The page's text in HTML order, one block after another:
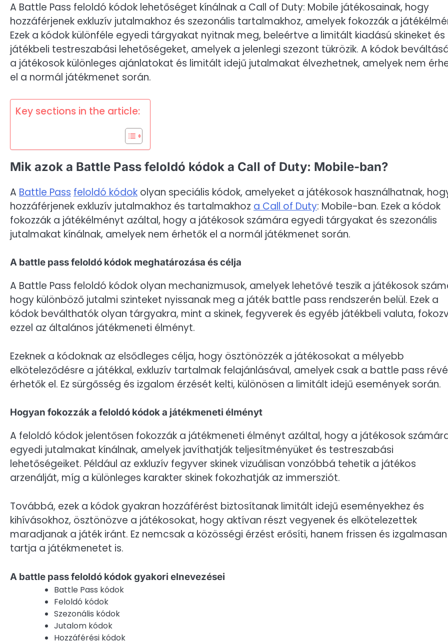
A Battle Pass feloldó kódok lehetőséget kínálnak a Call of Duty: Mobile játékosainak, hogy
hozzáférjenek exkluzív jutalmakhoz és szezonális tartalmakhoz, amelyek fokozzák a
Ezek a kódok különféle egyedi tárgyakat nyitnak meg, beleértve a limitált kiadású skineket és
játékbeli testreszabási lehetőségeket, amelyek a jelenlegi szezont tükrözik. A kódok
a játékosok különleges ajánlatokat és limitált idejű jutalmakat élvezhetnek, amelyek nem
el a normál játékmenet során.
Key sections in the article:
Mik azok a Battle Pass feloldó kódok a Call of Duty: Mobile-ban?
A Battle Pass feloldó kódok olyan speciális kódok, amelyeket a játékosok használhatnak,
hozzáférjenek exkluzív jutalmakhoz és tartalmakhoz a Call of Duty: Mobile-ban. Ezek a kódok
fokozzák a játékélményt azáltal, hogy a játékosok számára egyedi tárgyakat és szezonális
jutalmakat kínálnak, amelyek nem érhetők el a normál játékmenet során.
A battle pass feloldó kódok meghatározása és célja
A Battle Pass feloldó kódok olyan mechanizmusok, amelyek lehetővé teszik a játékosok
hogy különböző jutalmi szinteket nyissanak meg a játék battle pass rendszerén belül. Ezek a
kódok beválthatók olyan tárgyakra, mint a skinek, fegyverek és egyéb játékbeli valuta,
ezzel az általános játékmeneti élményt.
Ezeknek a kódoknak az elsődleges célja, hogy ösztönözzék a játékosokat a mélyebb
elköteleződésre a játékkal, exkluzív tartalmak felajánlásával, amelyek csak a battle pass
érhetők el. Ez sürgősség és izgalom érzését kelti, különösen a limitált idejű események során.
Hogyan fokozzák a feloldó kódok a játékmeneti élményt
A feloldó kódok jelentősen fokozzák a játékmeneti élményt azáltal, hogy a játékosok
egyedi jutalmakat kínálnak, amelyek javíthatják teljesítményüket és testreszabási
lehetőségeiket. Például az exkluzív fegyver skinek vizuálisan vonzóbbá tehetik a játékos
arzenálját, míg a különleges karakter skinek fokozhatják az immersziót.
Továbbá, ezek a kódok gyakran hozzáférést biztosítanak limitált idejű eseményekhez és
kihívásokhoz, ösztönözve a játékosokat, hogy aktívan részt vegyenek és elkötelezettek
maradjanak a játék iránt. Ez nemcsak a közösségi érzést erősíti, hanem frissen és izgalmasan
tartja a játékmenetet is.
A battle pass feloldó kódok gyakori elnevezései
Battle Pass kódok
Feloldó kódok
Szezonális kódok
Jutalom kódok
Hozzáférési kódok